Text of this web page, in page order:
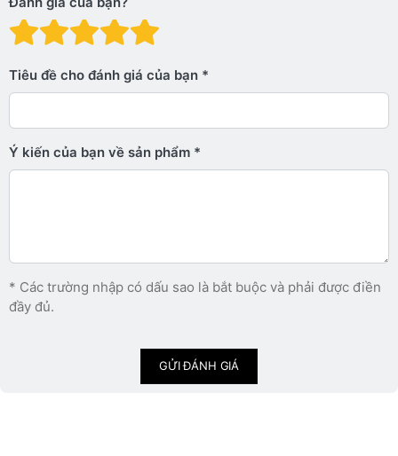
Đánh giá: 4 trên 5
Đánh giá: 3 trên 5 sao.
Đánh giá: 2 trên 5 sao.
Đánh giá: 1 trên 5 sao. Xấu
Tiêu đề cho đánh giá của bạn
Ý kiến ​​của bạn về sản phẩm
* Các trường nhập có dấu sao là bắt buộc và phải được điền
đầy đủ.
GỬI ĐÁNH GIÁ